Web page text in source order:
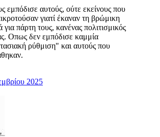
εμπόδισε αυτούς, ούτε εκείνους που
γιατί έκαναν τη βρώμικη
για πάρτη τους, κανένας πολιτισμικός
Οπως δεν εμπόδισε καμμία
ρύθμιση" και αυτούς που
2025